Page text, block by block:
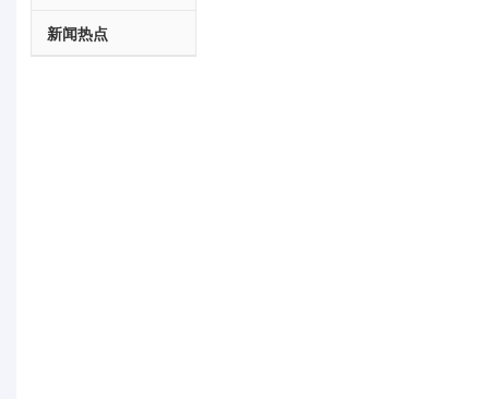
新闻热点